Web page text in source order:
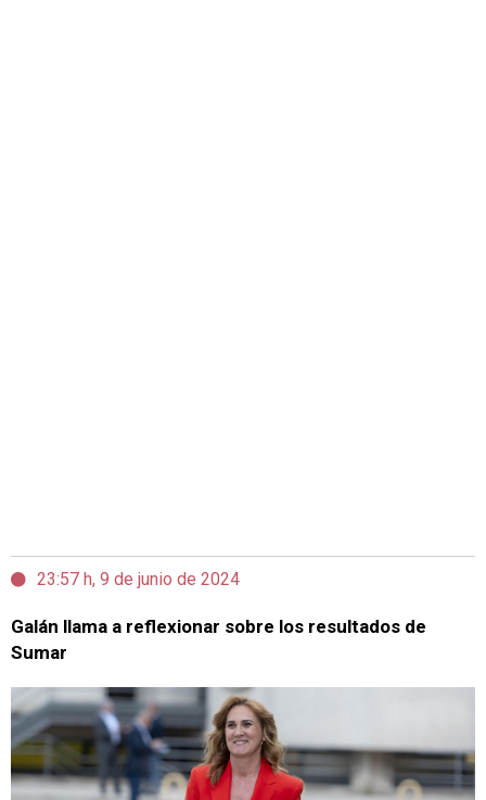
23:57 h, 9 de junio de 2024
Galán llama a reflexionar sobre los resultados de
Sumar